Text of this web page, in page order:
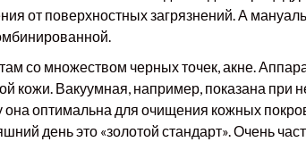
от поверхностных загрязнений. А
со множеством черных точек, акне.
кожи. Вакуумная, например, показана
оптимальна для очищения кожных
день это «золотой стандарт». Очень